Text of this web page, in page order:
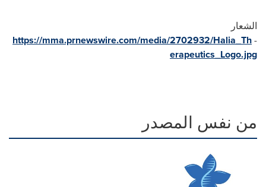
الشعار
-
https://mma.prnewswire.com/media/2702932/Halia_Th
erapeutics_Logo.jpg
من نفس المصدر